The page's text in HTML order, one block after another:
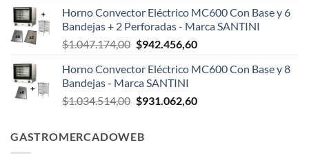
original
era:
$1.047.498,00.
actual
es:
$942.748,20.
Horno Convector Eléctrico MC600 Con Base y 6
Bandejas + 2 Perforadas - Marca SANTINI
$1.047.174,00 El
original
era:
$1.047.174,00.
$942.456,60El
actual
$942.456,60.
Horno Convector Eléctrico MC600 Con Base y 8
Bandejas - Marca SANTINI
$1.034.514,00 El
era:
$931.062,60El
GASTROMERCADOWEB